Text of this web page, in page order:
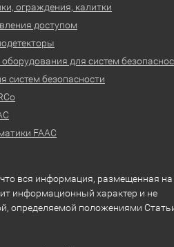
ограждения, калитки
доступом
для систем
систем безопасности
FAAC
вся информация, размещенная на
информационный характер и не
определяемой положениями